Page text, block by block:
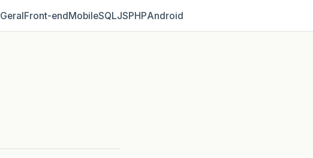
GeralFront‑endMobileSQLJSPHPAndroid